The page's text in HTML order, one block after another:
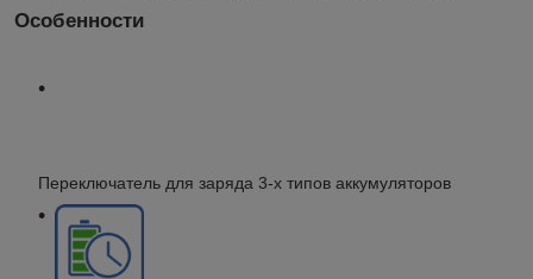
Особенности
Переключатель для заряда 3-х типов аккумуляторов